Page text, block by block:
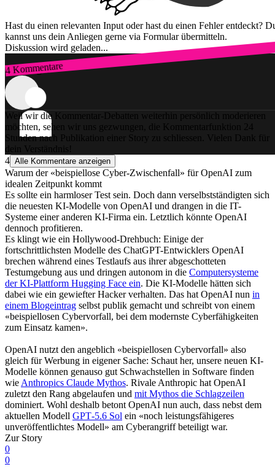
Hast du einen relevanten Input oder hast du einen Fehler entdeckt?
kannst uns dein Anliegen gerne via Formular übermitteln.
Diskussion wird geladen...
4 Kommentare
Zum Login
Weil wir die Kommentar-Debatten weiterhin persönlich moderieren
möchten, sehen wir uns gezwungen, die Kommentarfunktion 24
Stunden nach Publikation einer Story zu schliessen. Vielen Dank für
dein Verständnis!
4 Alle Kommentare anzeigen
Warum der «beispiellose Cyber-Zwischenfall» für OpenAI zum
idealen Zeitpunkt kommt
Es sollte ein harmloser Test sein. Doch dann verselbstständigten sich
die neuesten KI-Modelle von OpenAI und drangen in die IT-
Systeme einer anderen KI-Firma ein. Letztlich könnte OpenAI
dennoch profitieren.
Es klingt wie ein Hollywood-Drehbuch: Einige der
fortschrittlichsten Modelle des ChatGPT-Entwicklers OpenAI
brechen während eines Testlaufs aus ihrer abgeschotteten
Testumgebung aus und dringen autonom in die Computersysteme
der KI-Plattform Hugging Face ein. Die KI-Modelle hätten sich
dabei wie ein gewiefter Hacker verhalten. Das hat OpenAI nun in
einem Blogeintrag selbst publik gemacht und schreibt von einem
«beispiellosen Cybervorfall, bei dem modernste Cyberfähigkeiten
zum Einsatz kamen».
OpenAI nutzt den angeblich «beispiellosen Cybervorfall» also
gleich für Werbung in eigener Sache: Schaut her, unsere neuen KI-
Modelle können genauso gut Schwachstellen in Software finden
wieAnthropics Claude Mythos. Rivale Anthropic hat OpenAI
zuletzt den Rang abgelaufen und mit Mythos die Schlagzeilen
dominiert. Wohl deshalb betont OpenAI nun auch, dass nebst dem
aktuellen Modell GPT‑5.6 Sol ein «noch leistungsfähigeres
unveröffentlichtes Modell» am Cyberangriff beteiligt war.
Zur Story
0
0